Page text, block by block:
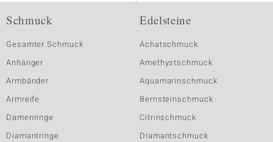
Schmuck
Gesamter Schmuck
Anhänger
Armbänder
Armreife
Damenringe
Diamantringe
Edelsteine
Achatschmuck
Amethystschmuck
Aquamarinschmuck
Bernsteinschmuck
Citrinschmuck
Diamantschmuck